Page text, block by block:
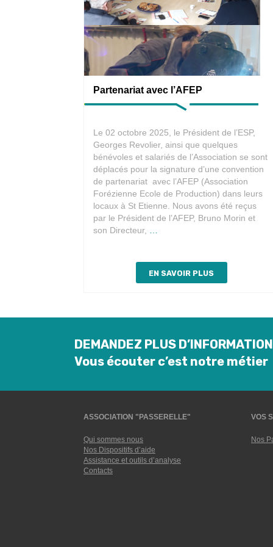
Partenariat avec l’AFEP
Le 02 octobre 2025, le Président de l’ESP,
Georges Revolier, ainsi que quelques
bénévoles et salariés de l’Association se sont
déplacés pour la signature d’une convention
de partenariat avec l’AFEP (Association
Forézienne Ecole de Production) dans leurs
locaux à St Etienne. Nous avons été reçus
par le Président de l’AFEP, Bruno Morin et
son Directeur,
EN SAVOIR PLUS
DEMANDEZ PLUS
Vous écouter c’est notre métier
ASSOCIATION "PASSERELLE"
Qui sommes nous
Nos Dispositifs d’aide
Assistance et outils d’analyse
Contacts
VOS
Nos